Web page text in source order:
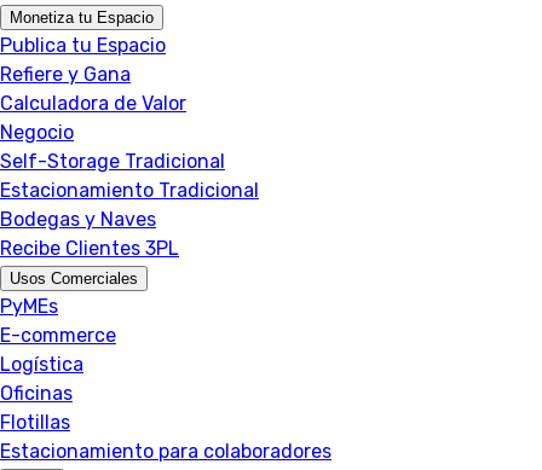
Monetiza tu Espacio
Publica tu Espacio
Refiere y Gana
Calculadora de Valor
Negocio
Self-Storage Tradicional
Estacionamiento Tradicional
Bodegas y Naves
Recibe Clientes 3PL
Usos Comerciales
PyMEs
E-commerce
Logística
Oficinas
Flotillas
Estacionamiento para colaboradores